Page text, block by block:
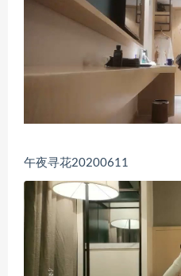
午夜寻花20200611